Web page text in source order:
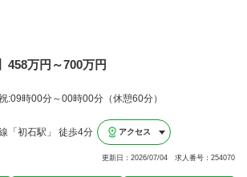
458万円～700万円
:09時00分～00時00分（休憩60分）
「初石駅」 徒歩4分 アクセス
更新日：2026/07/04 求人番号：254070